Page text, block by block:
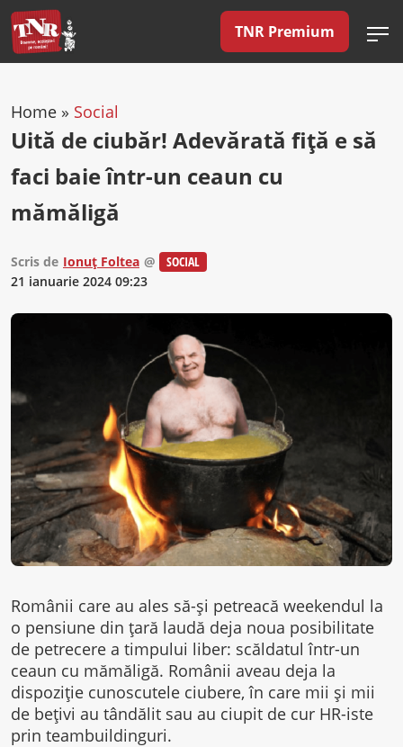
TNR Premium
Home » Social
Uită de ciubăr! Adevărată fiță e să
faci baie într-un ceaun cu
mămăligă
Scris de Ionuț Foltea @
SOCIAL
21 ianuarie 2024 09:23
Românii care au ales să-și petreacă weekendul la
o pensiune din țară laudă deja noua posibilitate
de petrecere a timpului liber: scăldatul într-un
ceaun cu mămăligă. Românii aveau deja la
dispoziție cunoscutele ciubere, în care mii și mii
de bețivi au tândălit sau au ciupit de cur HR-iste
prin teambuildinguri.